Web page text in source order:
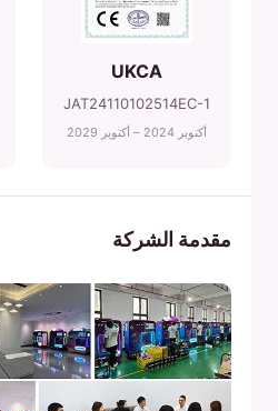
UKCA
JAT24110102514EC-1
أكتوبر 2024 – أكتوبر 2029
مقدمة الشركة